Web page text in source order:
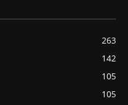
263
142
105
105